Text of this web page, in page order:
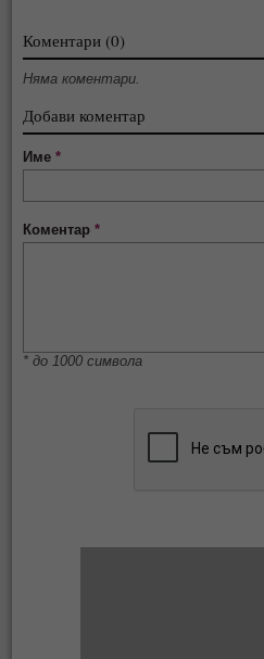
Коментари (0)
Няма коментари.
Добави коментар
Име*
Коментар*
* до 1000 символа